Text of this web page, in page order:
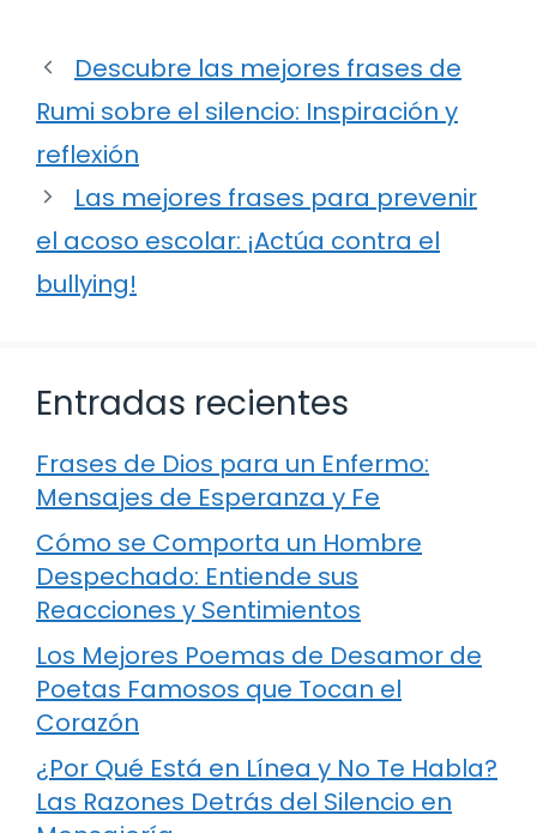
Descubre las mejores frases de
Rumi sobre el silencio: Inspiración y
reflexión
Las mejores frases para prevenir
el acoso escolar: ¡Actúa contra el
bullying!
Entradas recientes
Frases de Dios para un Enfermo:
Mensajes de Esperanza y Fe
Cómo se Comporta un Hombre
Despechado: Entiende sus
Reacciones y Sentimientos
Los Mejores Poemas de Desamor de
Poetas Famosos que Tocan el
Corazón
¿Por Qué Está en Línea y No Te Habla?
Las Razones Detrás del Silencio en